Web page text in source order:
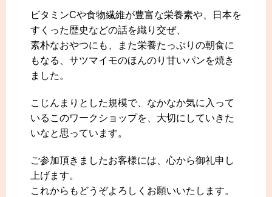
ビタミンCや食物繊維が豊富な栄養素や、日本を
すくった歴史などの話を織り交ぜ、
素朴なおやつにも、また栄養たっぷりの朝食に
もなる、サツマイモのほんのり甘いパンを焼き
ました。
こじんまりとした規模で、なかなか気に入って
いるこのワークショップを、大切にしていきた
いなと思っています。
ご参加頂きましたお客様には、心から御礼申し
上げます。
これからもどうぞよろしくお願いいたします。